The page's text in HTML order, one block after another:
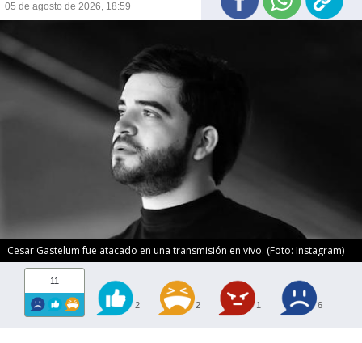
05 de agosto de 2026, 18:59
Cesar Gastelum fue atacado en una transmisión en vivo. (Foto: Instagram)
11
2 2 1 6